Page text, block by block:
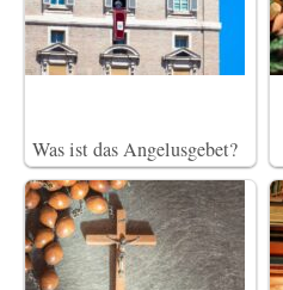
Was ist das Angelusgebet?